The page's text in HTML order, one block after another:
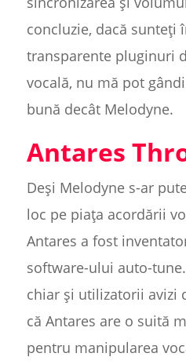
concluzie, dacă sunteți
transparente pluginuri
vocală, nu mă pot
bună decât Melodyne.
Antares
Deși Melodyne s-ar
loc pe piața acordării
Antares a fost
software-ului auto-
chiar și utilizatorii avizi
că Antares are o suită
pentru manipularea